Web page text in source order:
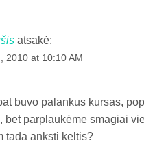
atsakė:
2010 at 10:10 AM
buvo palankus kursas,
bet parplaukėme smagiai
tada anksti keltis?